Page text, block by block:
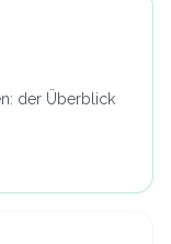
der Überblick